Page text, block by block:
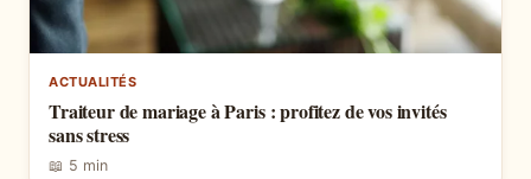
ACTUALITÉS
Traiteur de mariage à Paris : profitez de vos invités
sans stress
📖 5 min